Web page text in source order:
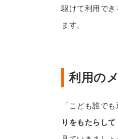
駆けて利用でき
ます。
利用の
「こども誰で
りをもたらし